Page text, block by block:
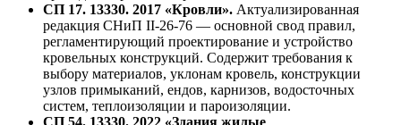
СП 17. 13330. 2017 «Кровли». Актуализированная
редакция СНиП II-26-76 — основной свод правил,
регламентирующий проектирование и устройство
кровельных конструкций. Содержит требования к
выбору материалов, уклонам кровель, конструкции
узлов примыканий, ендов, карнизов, водосточных
систем, теплоизоляции и пароизоляции.
СП 54. 13330. 2022 «Здания жилые